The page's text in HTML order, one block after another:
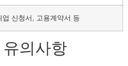
업 신청서, 고용계약서 등
의사항